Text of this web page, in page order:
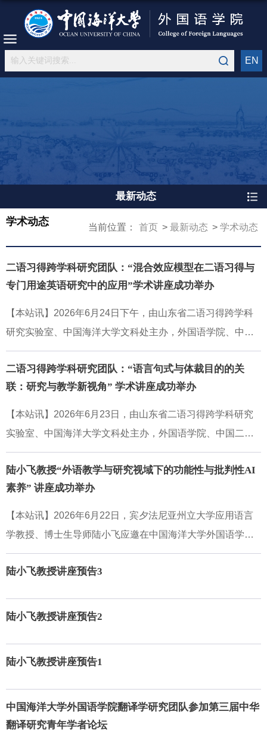
EN
最新动态
当前位置： 首页 最新动态 学术动态
学术动态
二语习得跨学科研究团队：“混合效应模型在二语习得与
专门用途英语研究中的应用”学术讲座成功举办
【本站讯】2026年6月24日下午，由山东省二语习得跨学科
研究实验室、中国海洋大学文科处主办，外国语学院、中国
二语习得跨学科研究中心联合承办的学术讲座，在外国语学
院N314顺利召开。美国宾夕法尼亚州立大学应用语言学教
授、博士生导师陆小飞受邀担任主讲，围绕“混合效应模型在
二语习得与专门用途英语研究中的应用”这一核心主题，为我
院师生带来一场兼具方法学深度与实操指导性的学术分享。
了讲座，现场学术氛围浓厚。讲座伊始，陆小飞教授结合二
语习得与ESP研究中常见的分层、嵌套数据特征，指出混合
计工具。该模型可天然适配多层级数据结构，通过建模被
试、组别等随机效应解决组内观测独立的问题；对不平衡与
量混合纳入，还可适配非线性效应与多类型结果变量，适用
场景广泛。随后，陆小飞结合二语句法复杂度发展的实证案
例，拆解线性混合效应模型的构建与筛选逻辑。他结合lme4
的具体写法，讲解了固定效应与随机效应的设置思路
二语习得跨学科研究团队：“语言句式与体裁目的的关
联：研究与教学新视角” 学术讲座成功举办
【本站讯】2026年6月23日，由山东省二语习得跨学科研究
实验室、中国海洋大学文科处主办，外国语学院、中国二语
习得跨学科研究中心联合承办的学术讲座，在外国语学院N3
14顺利召开。美国宾夕法尼亚州立大学应用语言学教授、博
士生导师陆小飞受邀担任主讲，围绕“语言句式与体裁目的的
关联：研究与教学新视角”这一核心主题，为我院师生带来一
场兼具理论深度与实践导向的学术分享。讲座由陈颖教授主
氛围浓厚。讲座伊始，陆小飞结合自身语料库体裁分析（CB
内容，传统研究常将语言形式与修辞功能分开分析，存在形
式与功能脱节的问题，FFMs能有效弥补这一研究缺口，其研
究质量直接影响研究结论的严谨性与课堂教学的实际效果。
ry）对FFMs进行重新概念化的理论逻辑，并指出应将CBGA
研究中识别出的FFMs类型重构为“构式（construction）”，倡
陆小飞教授“外语教学与研究视域下的功能性与批判性AI
素养” 讲座成功举办
【本站讯】2026年6月22日，宾夕法尼亚州立大学应用语言
学教授、博士生导师陆小飞应邀在中国海洋大学外国语学院N
314作题为“外语教学与研究视域下的功能性与批判性AI素
养”的学术讲座。讲座由刘颖颖副教授主持，外国语学院及校
技术原理到应用伦理层层深入，为师生理解AI素养、科学使
研究，但如何确保输出质量、避免技能退化与表达主体性削
弱，是当前亟需关注的问题。他援引学界对AI素养的定义，
强调应从功能性与批判性两个维度加以拓展，既要掌握有效
使用AI的方法，也要具备审视其局限与偏见的意识。讲座第
陆小飞教授讲座预告3
陆小飞教授讲座预告2
陆小飞教授讲座预告1
中国海洋大学外国语学院翻译学研究团队参加第三届中华
翻译研究青年学者论坛